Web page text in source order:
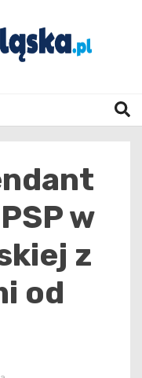
w
z
od